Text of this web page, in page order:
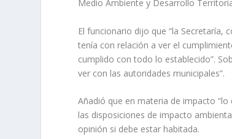
Medio Ambiente y Desarrollo
El funcionario dijo que “la Secretaría,
tenía con relación a ver el
cumplido con todo lo establecido”.
ver con las autoridades municipales”.
Añadió que en materia de impacto
las disposiciones de impacto
opinión si debe estar habitada.